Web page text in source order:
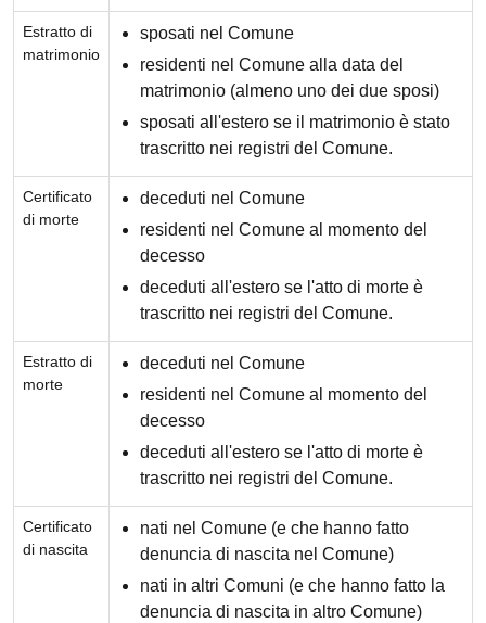
Estratto di
matrimonio
sposati nel Comune
residenti nel Comune alla data del
matrimonio (almeno uno dei due sposi)
sposati all'estero se il matrimonio è stato
trascritto nei registri del Comune.
Certificato
di morte
deceduti nel Comune
residenti nel Comune al momento del
decesso
deceduti all'estero se l'atto di morte è
trascritto nei registri del Comune.
Estratto di
morte
deceduti nel Comune
residenti nel Comune al momento del
decesso
deceduti all'estero se l'atto di morte è
trascritto nei registri del Comune.
Certificato
di nascita
nati nel Comune (e che hanno fatto
denuncia di nascita nel Comune)
nati in altri Comuni (e che hanno fatto la
denuncia di nascita in altro Comune)